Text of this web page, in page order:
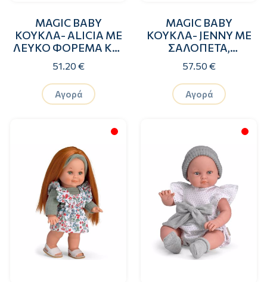
MAGIC BABY
ΚΟΥΚΛΑ- ALICIA ΜΕ
ΛΕΥΚΟ ΦΟΡΕΜΑ ΚΑΙ
ΜΕΓΑΛΟ ΡΟΖ
ΦΙΟΓΚΟ 45εκ.
51.20 €
Αγορά
MAGIC BABY
ΚΟΥΚΛΑ- JENNY ΜΕ
ΣΑΛΟΠΕΤΑ,
ΜΠΛΟΥΖΑΚΙ ΜΕ
ΑΣΤΕΡΑΚΙΑ ΚΑΙ
ΠΡΑΣΙΝΟ ΦΙΟΓΚΟ
47εκ
57.50 €
Αγορά